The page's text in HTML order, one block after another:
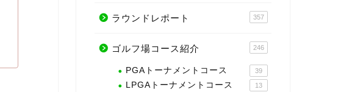
ラウンドレポート 357
ゴルフ場コース紹介 246
PGAトーナメントコース 39
LPGAトーナメントコース 13